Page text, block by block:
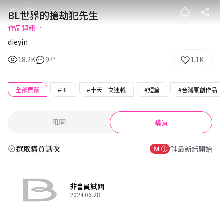
BL世界的搶劫
BL世界的搶劫犯先生
作品資訊
dieyin
18.2K
97 1.1K
全部標籤 #BL #十天一次連載 #短篇 #台灣原創作品
租閱 購買
選取購買話次 最新話開始
非會員試閱
2024.06.28